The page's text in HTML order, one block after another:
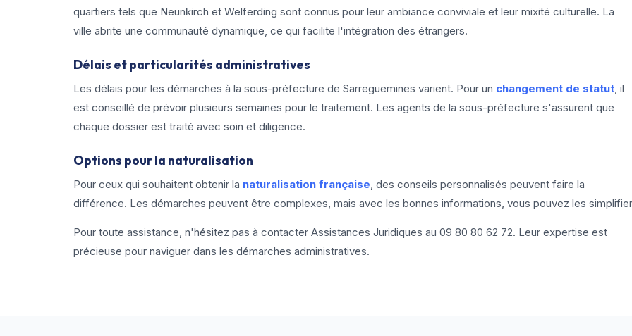
quartiers tels que Neunkirch et Welferding sont connus pour leur ambiance conviviale et leur mixité culturelle. La
ville abrite une communauté dynamique, ce qui facilite l'intégration des étrangers.
Délais et particularités administratives
Les délais pour les démarches à la sous-préfecture de Sarreguemines varient. Pour un changement de statut, il
est conseillé de prévoir plusieurs semaines pour le traitement. Les agents de la sous-préfecture s'assurent que
chaque dossier est traité avec soin et diligence.
Options pour la naturalisation
Pour ceux qui souhaitent obtenir la naturalisation française, des conseils personnalisés peuvent faire la
différence. Les démarches peuvent être complexes, mais avec les bonnes informations, vous pouvez les
Pour toute assistance, n'hésitez pas à contacter Assistances Juridiques au 09 80 80 62 72. Leur expertise est
précieuse pour naviguer dans les démarches administratives.